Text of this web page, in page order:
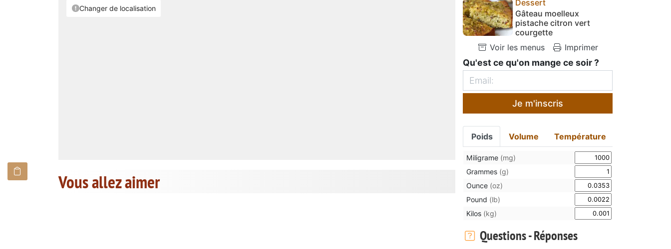
Vous allez aimer
Dessert
Gâteau moelleux
pistache citron vert
courgette
Voir les menus
Imprimer
Qu'est ce qu'on mange ce soir ?
Je m'inscris
Poids Volume Température
Miligrame (mg)
Grammes (g)
Ounce (oz)
Pound (lb)
Kilos (kg)
Questions - Réponses